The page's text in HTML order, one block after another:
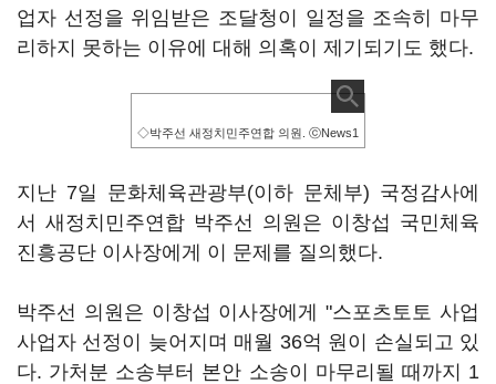
업자 선정을 위임받은 조달청이 일정을 조속히 마무
리하지 못하는 이유에 대해 의혹이 제기되기도 했다.
◇박주선 새정치민주연합 의원. ⓒNews1
지난 7일 문화체육관광부(이하 문체부) 국정감사에
서 새정치민주연합 박주선 의원은 이창섭 국민체육
진흥공단 이사장에게 이 문제를 질의했다.
박주선 의원은 이창섭 이사장에게 "스포츠토토 사업
사업자 선정이 늦어지며 매월 36억 원이 손실되고 있
다. 가처분 소송부터 본안 소송이 마무리될 때까지 1